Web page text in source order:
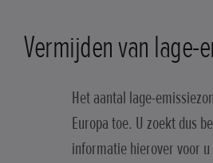
Vermijden van lage-
Het aantal lage-
Europa toe. U zoekt dus
informatie hierover voor